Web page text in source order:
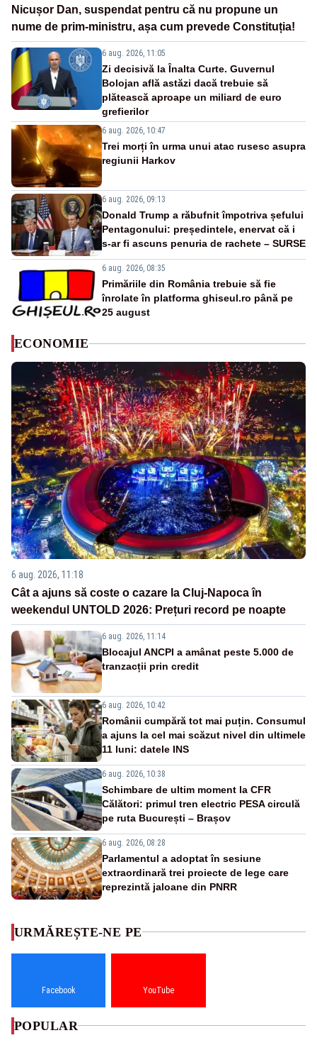
Nicușor Dan, suspendat pentru că nu propune un
nume de prim-ministru, așa cum prevede Constituția!
6 aug. 2026, 11:05
Zi decisivă la Înalta Curte. Guvernul
Bolojan află astăzi dacă trebuie să
plătească aproape un miliard de euro
grefierilor
6 aug. 2026, 10:47
Trei morți în urma unui atac rusesc asupra
regiunii Harkov
6 aug. 2026, 09:13
Donald Trump a răbufnit împotriva șefului
Pentagonului: președintele, enervat că i
s-ar fi ascuns penuria de rachete – SURSE
6 aug. 2026, 08:35
Primăriile din România trebuie să fie
înrolate în platforma ghiseul.ro până pe
25 august
ECONOMIE
6 aug. 2026, 11:18
Cât a ajuns să coste o cazare la Cluj-Napoca în
weekendul UNTOLD 2026: Prețuri record pe noapte
6 aug. 2026, 11:14
Blocajul ANCPI a amânat peste 5.000 de
tranzacții prin credit
6 aug. 2026, 10:42
Românii cumpără tot mai puțin. Consumul
a ajuns la cel mai scăzut nivel din ultimele
11 luni: datele INS
6 aug. 2026, 10:38
Schimbare de ultim moment la CFR
Călători: primul tren electric PESA circulă
pe ruta București – Brașov
6 aug. 2026, 08:28
Parlamentul a adoptat în sesiune
extraordinară trei proiecte de lege care
reprezintă jaloane din PNRR
URMĂREȘTE-NE PE
Facebook YouTube
POPULAR